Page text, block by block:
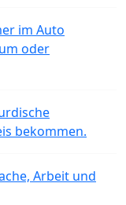
im Auto
oder
bekommen.
Arbeit und